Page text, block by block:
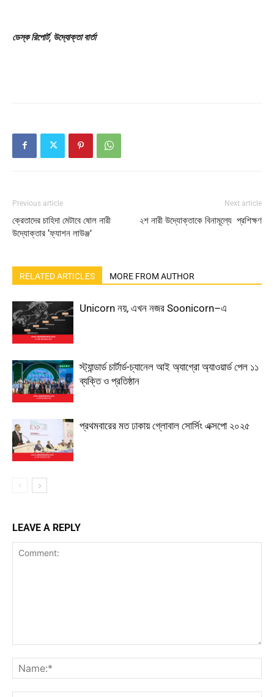
ডেস্ক রিপোর্ট, উদ্যোক্তা বার্তা
Previous article
ক্রেতাদের চাহিদা মেটাবে ষোল নারী
উদ্যোক্তার ‘ফ্যাশন লাউঞ্জ’
Next article
২শ নারী উদ্যোক্তাকে বিনামূল্যে প্রশিক্ষণ
RELATED ARTICLES MORE FROM AUTHOR
Unicorn নয়, এখন নজর Soonicorn–এ
স্ট্যান্ডার্ড চার্টার্ড-চ্যানেল আই অ্যাগ্রো অ্যাওয়ার্ড পেল ১১
ব্যক্তি ও প্রতিষ্ঠান
প্রথমবারের মত ঢাকায় গ্লোবাল সোর্সিং এক্সপো ২০২৫
LEAVE A REPLY